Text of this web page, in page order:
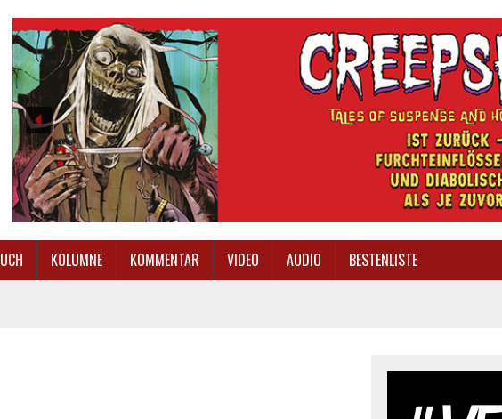
KOLUMNE KOMMENTAR VIDEO AUDIO BESTENLISTE